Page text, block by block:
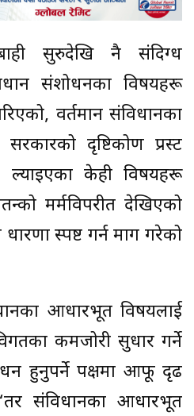
सुरुदेखि नै संदिग्ध
संशोधनका विषयहरू
वर्तमान संविधानका
दृष्टिकोण प्रस्ट
केही विषयहरू
मर्मविपरीत देखिएको
स्पष्ट गर्न माग गरेको
आधारभूत विषयलाई
कमजोरी सुधार गर्ने
हुनुपर्ने पक्षमा आफू दृढ
संविधानका आधारभूत